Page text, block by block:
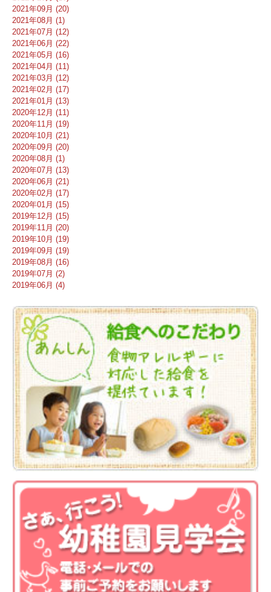
2021年09月 (20)
2021年08月 (1)
2021年07月 (12)
2021年06月 (22)
2021年05月 (16)
2021年04月 (11)
2021年03月 (12)
2021年02月 (17)
2021年01月 (13)
2020年12月 (11)
2020年11月 (19)
2020年10月 (21)
2020年09月 (20)
2020年08月 (1)
2020年07月 (13)
2020年06月 (21)
2020年02月 (17)
2020年01月 (15)
2019年12月 (15)
2019年11月 (20)
2019年10月 (19)
2019年09月 (19)
2019年08月 (16)
2019年07月 (2)
2019年06月 (4)